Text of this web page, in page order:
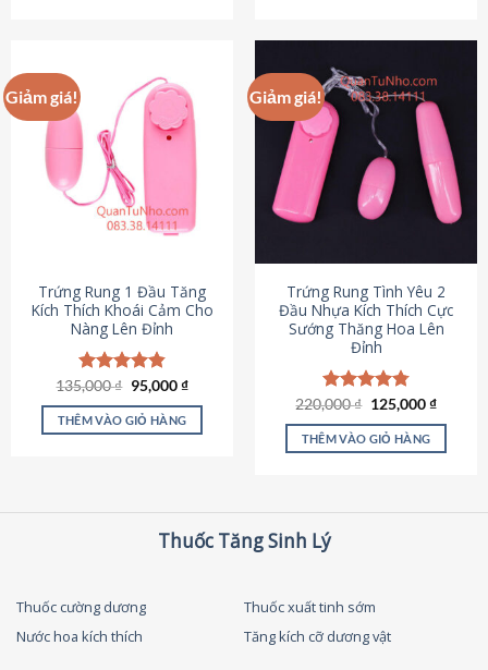
có
nhiều
biến
thể.
Các
tùy
chọn
được
chọn
trên
trang
sản
phẩm
Giảm giá!
Trứng Rung 1 Đầu Tăng
Kích Thích Khoái Cảm Cho
Nàng Lên Đỉnh
Được xếp
hạng4.87
5 sao
135,000₫ Giá
gốc
là:
135,000 ₫.
95,000₫Giá
tại
THÊM VÀO GIỎ HÀNG
Giảm giá!
Trứng Rung Tình Yêu 2
Đầu Nhựa Kích Thích Cực
Sướng Thăng Hoa Lên
Đỉnh
Được xếp
hạng4.79
5 sao
220,000₫ Giá
là:
220,000 ₫.
125,000₫Giá
tại
THÊM VÀO GIỎ HÀNG
Thuốc Tăng Sinh Lý
Thuốc cường dương
Thuốc xuất tinh sớm
Nước hoa kích thích
Tăng kích cỡ dương vật